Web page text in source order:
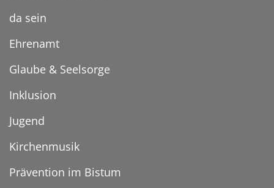
da sein
Ehrenamt
Glaube & Seelsorge
Inklusion
Jugend
Kirchenmusik
Prävention im Bistum